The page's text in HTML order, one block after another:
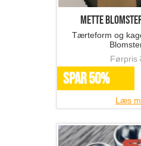
Mette
Tærteform og
Førpris
SPAR 50%
Læs